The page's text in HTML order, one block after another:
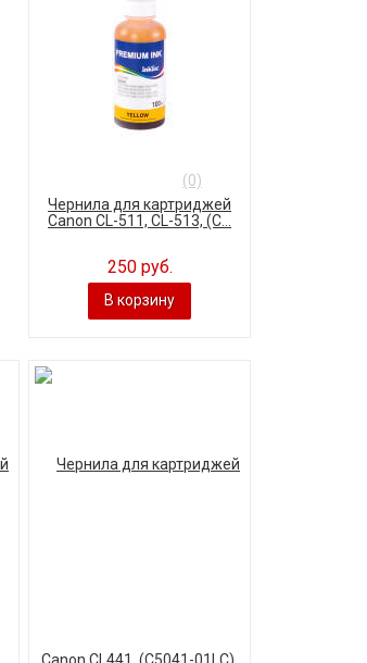
(0)
Чернила для картриджей
Canon CL-511, CL-513, (C...
250 руб.
В корзину